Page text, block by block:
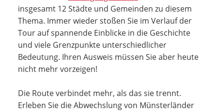
insgesamt 12 Städte und Gemeinden zu diesem
Thema. Immer wieder stoßen Sie im Verlauf der
Tour auf spannende Einblicke in die Geschichte
und viele Grenzpunkte unterschiedlicher
Bedeutung. Ihren Ausweis müssen Sie aber heute
nicht mehr vorzeigen!
Die Route verbindet mehr, als das sie trennt.
Erleben Sie die Abwechslung von Münsterländer